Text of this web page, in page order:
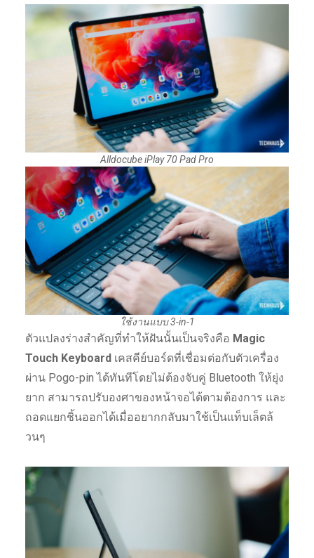
Alldocube iPlay 70 Pad Pro
ใช้งานแบบ 3-in-1
ตัวแปลงร่างสำคัญที่ทำให้ฝันนั้นเป็นจริงคือ Magic
Touch Keyboardเคสคีย์บอร์ดที่เชื่อมต่อกับตัวเครื่อง
ผ่าน Pogo-pin ได้ทันทีโดยไม่ต้องจับคู่ Bluetooth ให้ยุ่ง
ยาก สามารถปรับองศาของหน้าจอได้ตามต้องการ และ
ถอดแยกชิ้นออกได้เมื่ออยากกลับมาใช้เป็นแท็บเล็ตล้
วนๆ